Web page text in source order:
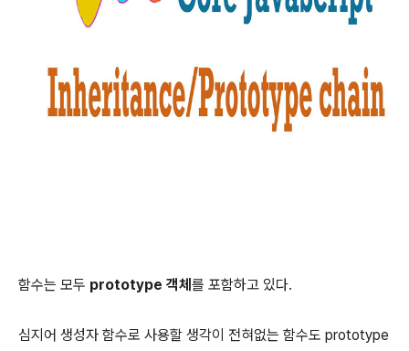
함수는 모두 prototype 객체 를 포함하고 있다.
심지어 생성자 함수로 사용할 생각이 전혀없는 함수도 prototype